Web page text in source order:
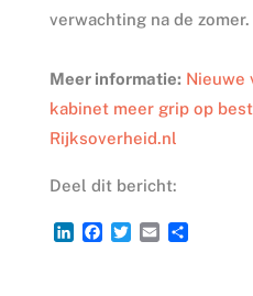
verwachting na de zomer.
Meer informatie: Nieuwe
kabinet meer grip op
Rijksoverheid.nl
Deel dit bericht:
L
F
T
E
D